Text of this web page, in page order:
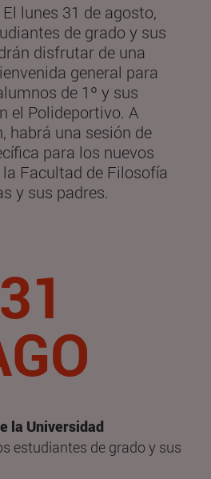
El lunes 31 de agosto,
de grado y sus
disfrutar de una
general para
de 1º y sus
el Polideportivo. A
habrá una sesión de
para los nuevos
Facultad de Filosofía
y sus padres.
31
la Universidad
estudiantes de grado y sus